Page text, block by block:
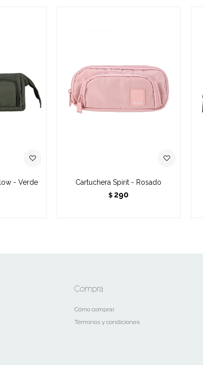
- Verde Cartuchera Spirit - Rosado
$ 290
Compra
Cómo comprar
Términos y condiciones